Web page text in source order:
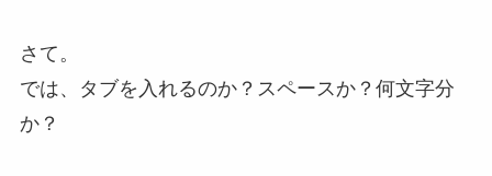
さて。
では、タブを入れるのか？スペースか？何文字分
か？